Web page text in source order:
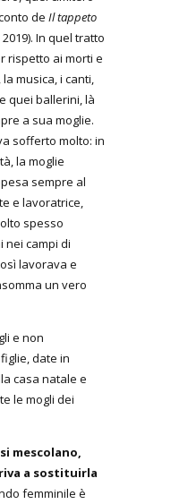
de Il tappeto
In quel tratto
rispetto ai morti e
musica, i canti,
quei ballerini, là
a sua moglie.
sofferto molto: in
la moglie
sempre al
e lavoratrice,
spesso
nei campi di
lavorava e
un vero
e non
date in
casa natale e
le mogli dei
mescolano,
a sostituirla
femminile è